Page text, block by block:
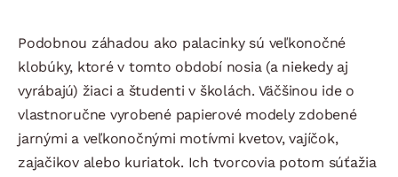
Podobnou záhadou ako palacinky sú veľkonočné
klobúky, ktoré v tomto období nosia (a niekedy aj
vyrábajú) žiaci a študenti v školách. Väčšinou ide o
vlastnoručne vyrobené papierové modely zdobené
jarnými a veľkonočnými motívmi kvetov, vajíčok,
zajačikov alebo kuriatok. Ich tvorcovia potom súťažia